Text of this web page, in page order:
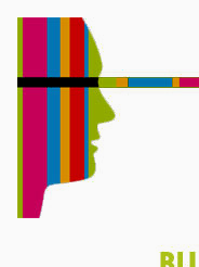
Zum
springen